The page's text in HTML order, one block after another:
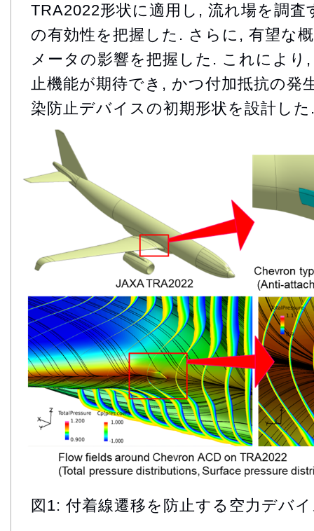
TRA2022形状に適用し, 流れ場を調査
の有効性を把握した. さらに, 有望な
メータの影響を把握した. これにより
止機能が期待でき, かつ付加抵抗の発
染防止デバイスの初期形状を設計した
図1: 付着線遷移を防止する空力デバ